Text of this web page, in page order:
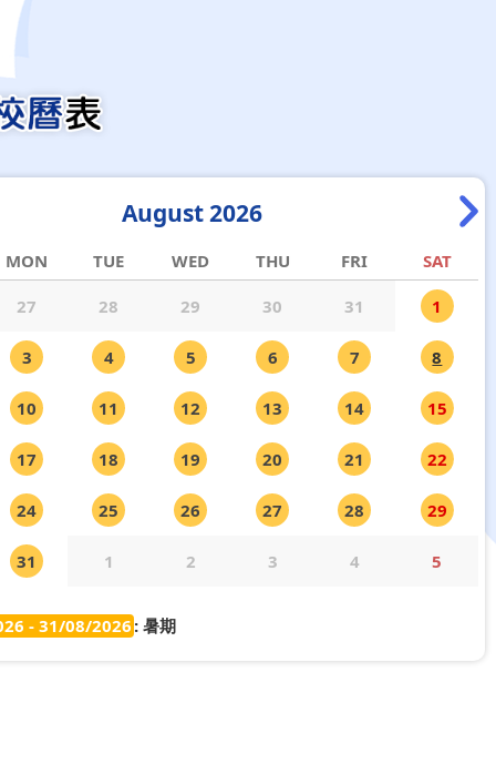
August 2026
MON TUE WED THU FRI SAT
27 28 29 30 31 1
3 4 5 6 7 8
10 11 12 13 14 15
17 18 19 20 21 22
24 25 26 27 28 29
31 1 2 3 4 5
- 31/08/2026 : 暑期